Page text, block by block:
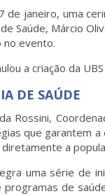
de janeiro, uma
Saúde, Márcio
no evento.
a criação da
DE SAÚDE
Rossini,
que garantem a
a
uma série de
de